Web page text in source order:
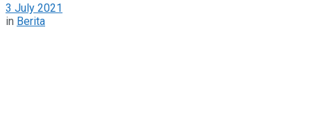
3 July 2021
in Berita